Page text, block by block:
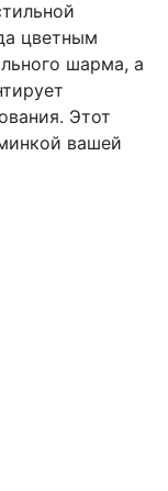
цветным
шарма, а
Этот
вашей